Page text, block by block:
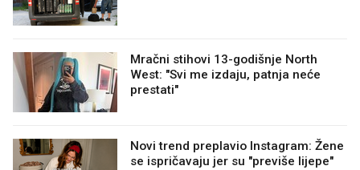
Mračni stihovi 13-godišnje North
West: "Svi me izdaju, patnja neće
prestati"
Novi trend preplavio Instagram: Žene
se ispričavaju jer su "previše lijepe"